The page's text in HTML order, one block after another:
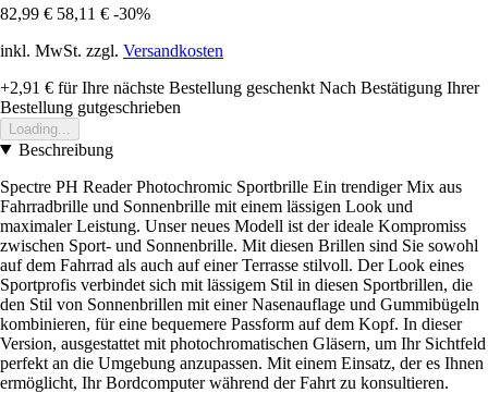
82,99 € 58,11 € -30%
inkl. MwSt. zzgl. Versandkosten
+2,91 € für Ihre nächste Bestellung geschenkt Nach Bestätigung Ihrer
Bestellung gutgeschrieben
Loading...
Beschreibung
Spectre PH Reader Photochromic Sportbrille Ein trendiger Mix aus
Fahrradbrille und Sonnenbrille mit einem lässigen Look und
maximaler Leistung. Unser neues Modell ist der ideale Kompromiss
zwischen Sport- und Sonnenbrille. Mit diesen Brillen sind Sie sowohl
auf dem Fahrrad als auch auf einer Terrasse stilvoll. Der Look eines
Sportprofis verbindet sich mit lässigem Stil in diesen Sportbrillen, die
den Stil von Sonnenbrillen mit einer Nasenauflage und Gummibügeln
kombinieren, für eine bequemere Passform auf dem Kopf. In dieser
Version, ausgestattet mit photochromatischen Gläsern, um Ihr Sichtfeld
perfekt an die Umgebung anzupassen. Mit einem Einsatz, der es Ihnen
ermöglicht, Ihr Bordcomputer während der Fahrt zu konsultieren.